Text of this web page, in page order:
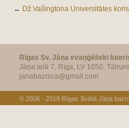
← Dž.Vašingtona Universitātes
Rīgas Sv. Jāņa evaņģēliski
Jāņa ielā 7, Rīga, LV 1050,
janabaznica@gmail.com
© 2006 - 2019 Rīgas Svētā Jāņa